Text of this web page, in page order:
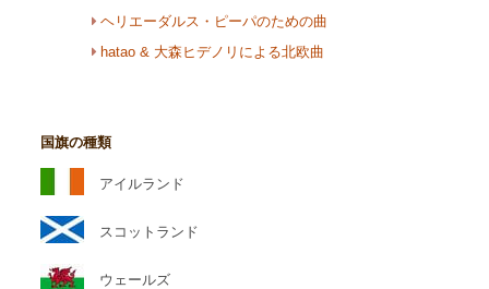
ヘリエーダルス・ピーパのための曲
hatao & 大森ヒデノリによる北欧曲
国旗の種類
アイルランド
スコットランド
ウェールズ